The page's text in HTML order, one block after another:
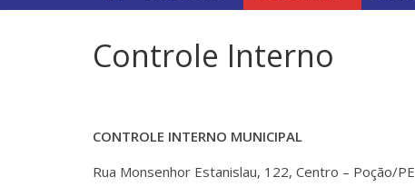
Controle Interno
CONTROLE INTERNO MUNICIPAL
Rua Monsenhor Estanislau, 122, Centro – Poção/PE